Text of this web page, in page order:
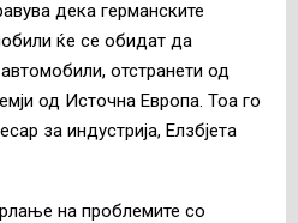
дека германските
ќе се обидат да
отстранети од
од Источна Европа. Тоа го
за индустрија, Елзбјета
на проблемите со